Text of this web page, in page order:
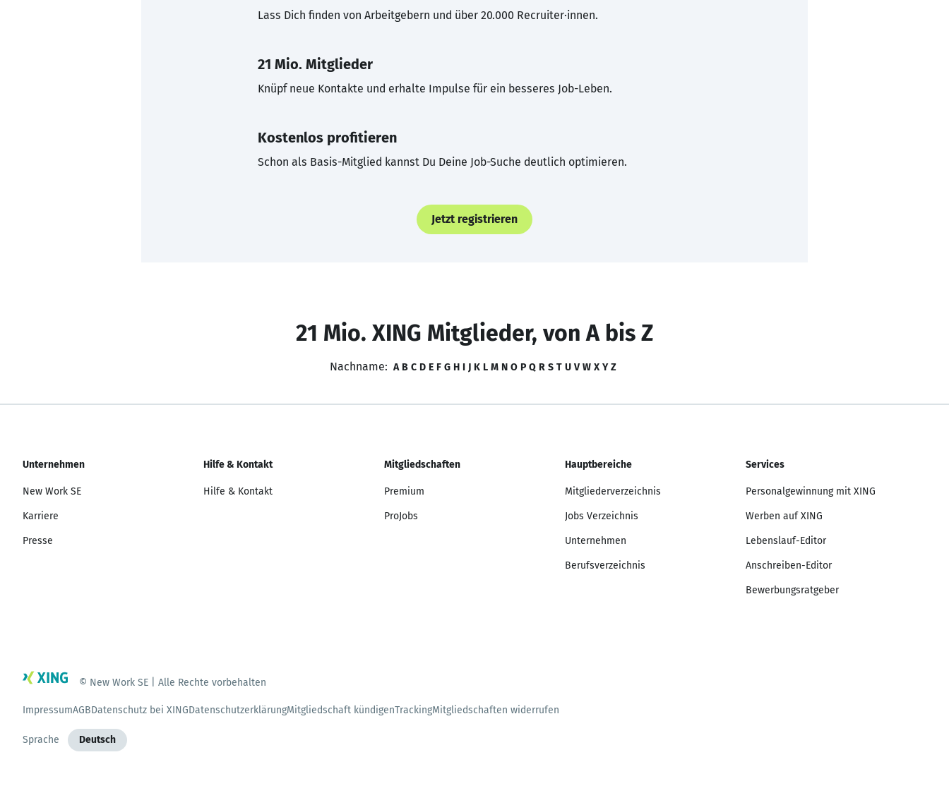
Lass Dich finden von Arbeitgebern und über 20.000 Recruiter·innen.
21 Mio. Mitglieder
Knüpf neue Kontakte und erhalte Impulse für ein besseres Job-Leben.
Kostenlos profitieren
Schon als Basis-Mitglied kannst Du Deine Job-Suche deutlich optimieren.
Jetzt registrieren
21 Mio. XING Mitglieder, von A bis Z
Nachname: A B C D E F G H I J K L M N O P Q R S T U V W X Y Z
Unternehmen
New Work SE
Karriere
Presse
Hilfe & Kontakt
Hilfe & Kontakt
Mitgliedschaften
Premium
ProJobs
Hauptbereiche
Mitgliederverzeichnis
Jobs Verzeichnis
Unternehmen
Berufsverzeichnis
Services
Personalgewinnung mit XING
Werben auf XING
Lebenslauf-Editor
Anschreiben-Editor
Bewerbungsratgeber
© New Work SE | Alle Rechte vorbehalten
ImpressumAGBDatenschutz bei XINGDatenschutzerklärungMitgliedschaft kündigenTrackingMitgliedschaften widerrufen
Sprache Deutsch